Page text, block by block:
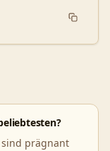
sind prägnant